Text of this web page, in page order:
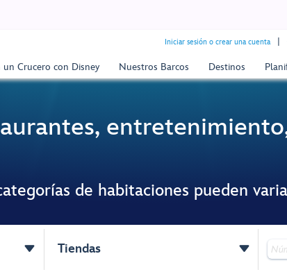
Iniciar sesión o crear una cuenta
un Crucero con Disney Nuestros Barcos Destinos
de habitaciones pueden
 Tiendas 